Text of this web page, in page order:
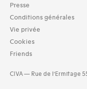
01-architecture
02-architecture agricole
03-architecture
04-architecture
06-architecture fiscale
Presse
Conditions générales
Vie privée
Cookies
Friends
CIVA — Rue de l’Ermitage